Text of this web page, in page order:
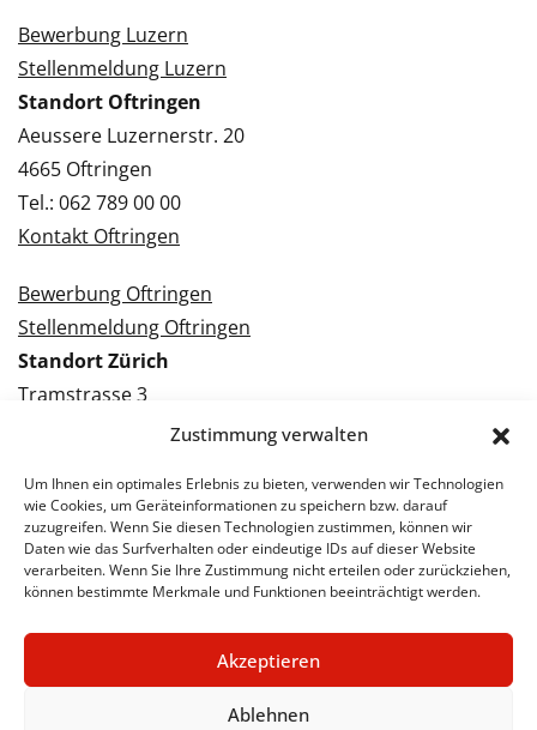
Zustimmung verwalten
Um Ihnen ein optimales Erlebnis zu bieten, verwenden wir Technologien
wie Cookies, um Geräteinformationen zu speichern bzw. darauf
zuzugreifen. Wenn Sie diesen Technologien zustimmen, können wir
Daten wie das Surfverhalten oder eindeutige IDs auf dieser Website
verarbeiten. Wenn Sie Ihre Zustimmung nicht erteilen oder zurückziehen,
können bestimmte Merkmale und Funktionen beeinträchtigt werden.
Akzeptieren
Ablehnen
Bewerbung Luzern
Stellenmeldung Luzern
Standort Oftringen
Aeussere Luzernerstr. 20
4665 Oftringen
Tel.: 062 789 00 00
Kontakt Oftringen
Bewerbung Oftringen
Stellenmeldung Oftringen
Standort Zürich
Tramstrasse 3
Kontakt Zürich
Bewerbung Zürich
Stellenmeldung Zürich